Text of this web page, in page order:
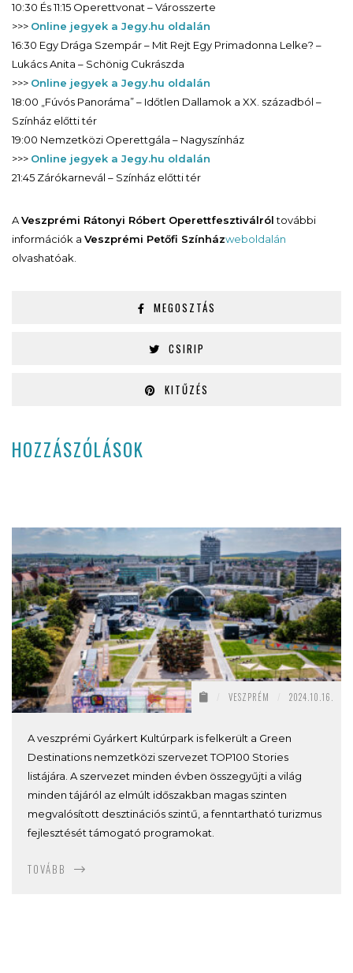
10:30 És 11:15 Operettvonat – Városszerte
>>> Online jegyek a Jegy.hu oldalán
16:30 Egy Drága Szempár – Mit Rejt Egy Primadonna Lelke? –
Lukács Anita – Schönig Cukrászda
>>> Online jegyek a Jegy.hu oldalán
18:00 „Fúvós Panoráma” – Időtlen Dallamok a XX. századból –
Színház előtti tér
19:00 Nemzetközi Operettgála – Nagyszínház
>>> Online jegyek a Jegy.hu oldalán
21:45 Zárókarnevál – Színház előtti tér
AVeszprémi Rátonyi Róbert Operettfesztiválróltovábbi
információk a Veszprémi Petőfi Színházweboldalán
olvashatóak.
MEGOSZTÁS
CSIRIP
KITŰZÉS
HOZZÁSZÓLÁSOK
VESZPRÉM 2024.10.16.
A veszprémi Gyárkert Kultúrpark is felkerült a Green
Destinations nemzetközi szervezet TOP100 Stories
listájára. A szervezet minden évben összegyűjti a világ
minden tájáról az elmúlt időszakban magas szinten
megvalósított desztinációs szintű, a fenntartható turizmus
fejlesztését támogató programokat.
TOVÁBB